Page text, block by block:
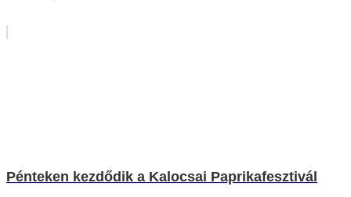
Pénteken kezdődik a Kalocsai Paprikafesztivál